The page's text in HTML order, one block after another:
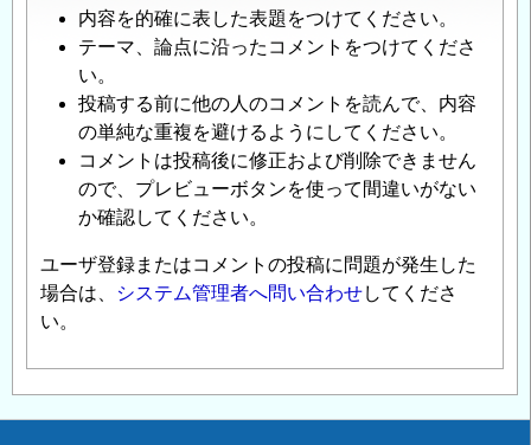
内容を的確に表した表題をつけてください。
テーマ、論点に沿ったコメントをつけてくださ
い。
投稿する前に他の人のコメントを読んで、内容
の単純な重複を避けるようにしてください。
コメントは投稿後に修正および削除できません
ので、プレビューボタンを使って間違いがない
か確認してください。
ユーザ登録またはコメントの投稿に問題が発生した
場合は、
システム管理者へ問い合わせしてくださ
い。